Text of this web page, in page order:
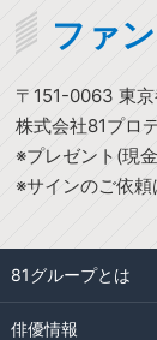
ファ
〒151-0063 東
株式会社81プ
※プレゼント(現
※サインのご依頼
81グループとは
俳優情報